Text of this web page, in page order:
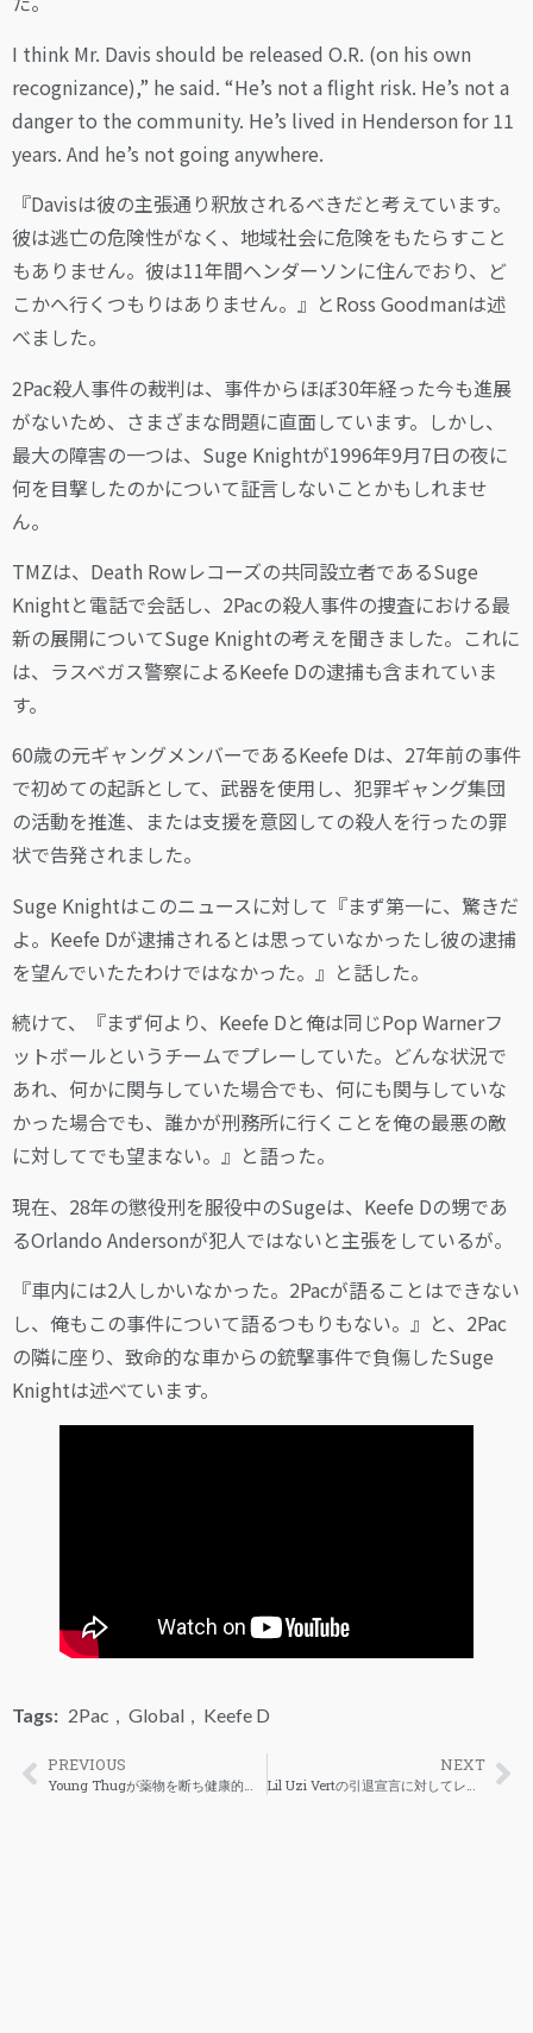
I think Mr. Davis should be released O.R. (on his own
recognizance),” he said. “He’s not a flight risk. He’s not a
danger to the community. He’s lived in Henderson for 11
years. And he’s not going anywhere.
『Davisは彼の主張通り釈放されるべきだと考えています。
彼は逃亡の危険性がなく、地域社会に危険をもたらすこと
もありません。彼は11年間ヘンダーソンに住んでおり、ど
こかへ行くつもりはありません。』とRoss Goodmanは述
べました。
2Pac殺人事件の裁判は、事件からほぼ30年経った今も進展
がないため、さまざまな問題に直面しています。しかし、
最大の障害の一つは、Suge Knightが1996年9月7日の夜に
何を目撃したのかについて証言しないことかもしれませ
ん。
TMZは、Death Rowレコーズの共同設立者であるSuge
Knightと電話で会話し、2Pacの殺人事件の捜査における最
新の展開についてSuge Knightの考えを聞きました。これに
は、ラスベガス警察によるKeefe Dの逮捕も含まれていま
す。
60歳の元ギャングメンバーであるKeefe Dは、27年前の事件
で初めての起訴として、武器を使用し、犯罪ギャング集団
の活動を推進、または支援を意図しての殺人を行ったの罪
状で告発されました。
Suge Knightはこのニュースに対して『まず第一に、驚きだ
よ。Keefe Dが逮捕されるとは思っていなかったし彼の逮捕
を望んでいたたわけではなかった。』と話した。
続けて、『まず何より、Keefe Dと俺は同じPop Warnerフ
ットボールというチームでプレーしていた。どんな状況で
あれ、何かに関与していた場合でも、何にも関与していな
かった場合でも、誰かが刑務所に行くことを俺の最悪の敵
に対してでも望まない。』と語った。
現在、28年の懲役刑を服役中のSugeは、Keefe Dの甥であ
るOrlando Andersonが犯人ではないと主張をしているが。
『車内には2人しかいなかった。2Pacが語ることはできない
し、俺もこの事件について語るつもりもない。』と、2Pac
の隣に座り、致命的な車からの銃撃事件で負傷したSuge
Knightは述べています。
Tags: 2Pac Global Keefe D
PREVIOUS NEXT